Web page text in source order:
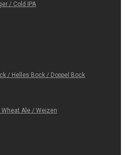
/ Cold IPA
/ Helles Bock / Doppel Bock
Wheat Ale / Weizen